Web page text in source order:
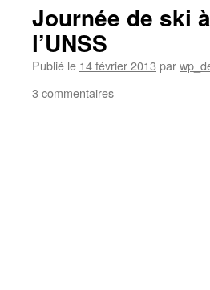
Journée de ski
l’UNSS
Publié le 14 février 2013 par
3 commentaires